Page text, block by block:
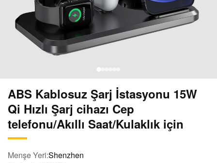
ABS Kablosuz Şarj İstasyonu 15W
Qi Hızlı Şarj cihazı Cep
telefonu/Akıllı Saat/Kulaklık için
Menşe Yeri:Shenzhen